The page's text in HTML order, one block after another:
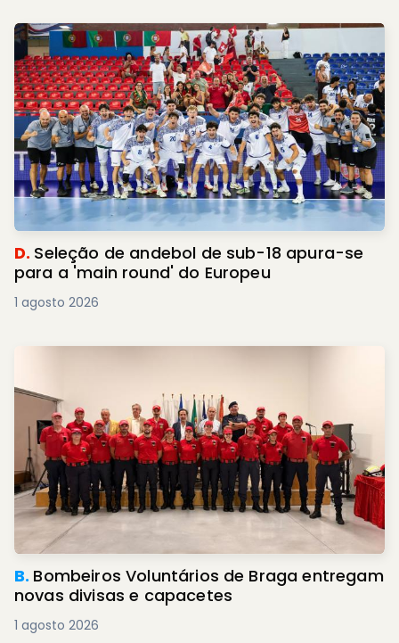
D. Seleção de andebol de sub-18 apura-se
para a 'main round' do Europeu
1 agosto 2026
B. Bombeiros Voluntários de Braga entregam
novas divisas e capacetes
1 agosto 2026